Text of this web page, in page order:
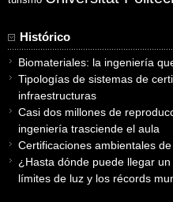
Histórico
Biomateriales: la ingeniería
Tipologías de sistemas de
infraestructuras
Casi dos millones de
ingeniería trasciende el aula
Certificaciones ambientales
¿Hasta dónde puede llegar
límites de luz y los récords